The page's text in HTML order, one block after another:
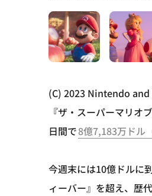
(C) 2023 Nintendo
『ザ・スーパーマリオ
日間で8億7,183万ドル
今週末には10億ドルに
ィーバー』を超え、歴